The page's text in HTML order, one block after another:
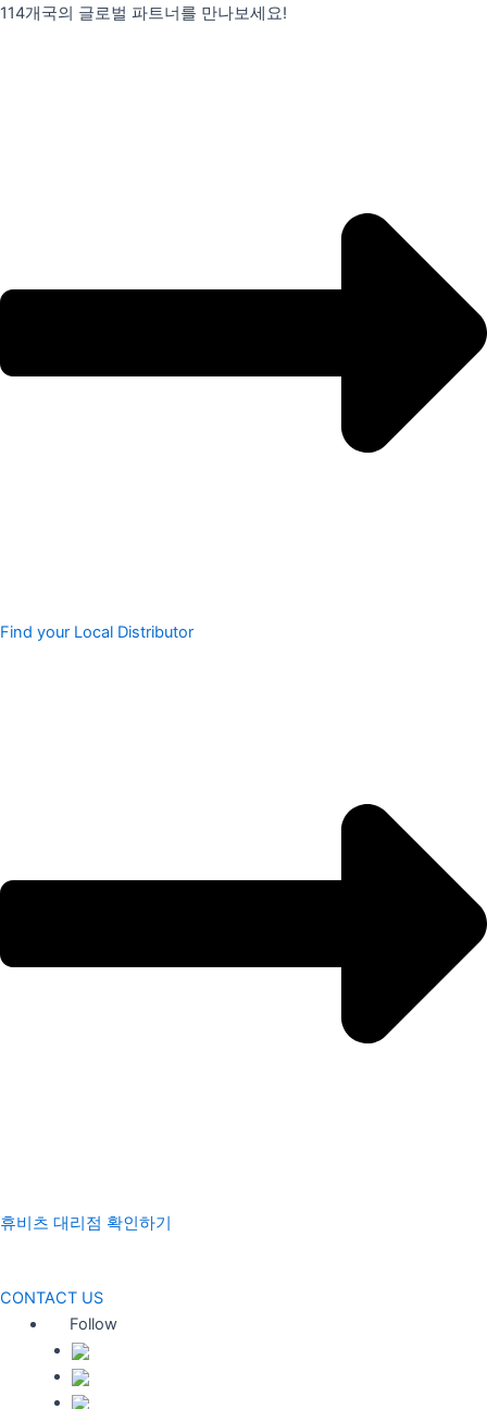
콘
114개국의 글로벌 파트너를 만나보세요!
Find your Local Distributor
휴비츠 대리점 확인하기
CONTACT US
Follow